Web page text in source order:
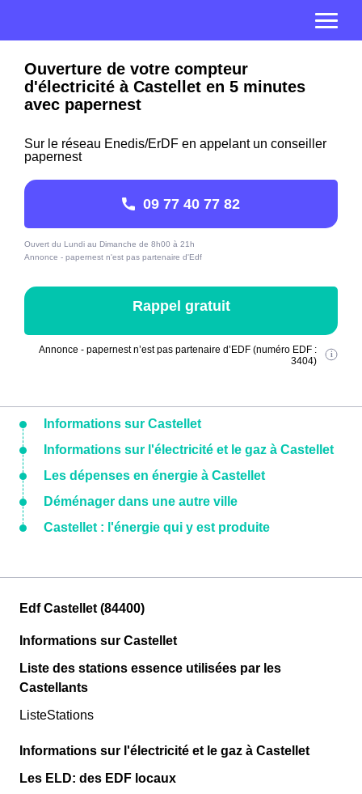
Ouverture de votre compteur
d'électricité à Castellet en 5 minutes
avec papernest
Sur le réseau Enedis/ErDF en appelant un conseiller
papernest
09 77 40 77 82
Ouvert du Lundi au Dimanche de 8h00 à 21h
Annonce - papernest n'est pas partenaire d'Edf
Rappel gratuit
Annonce - papernest n’est pas partenaire d’EDF (numéro EDF :
3404)
Informations sur Castellet
Informations sur l'électricité et le gaz à Castellet
Les dépenses en énergie à Castellet
Déménager dans une autre ville
Castellet : l'énergie qui y est produite
Edf Castellet (84400)
Informations sur Castellet
Liste des stations essence utilisées par les
Castellants
ListeStations
Informations sur l'électricité et le gaz à Castellet
Les ELD: des EDF locaux